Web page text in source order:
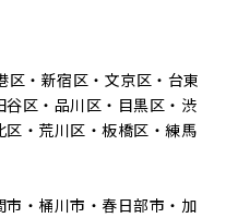
・新宿区・文京区・台東
区・品川区・目黒区・渋
・荒川区・板橋区・練馬
・桶川市・春日部市・加